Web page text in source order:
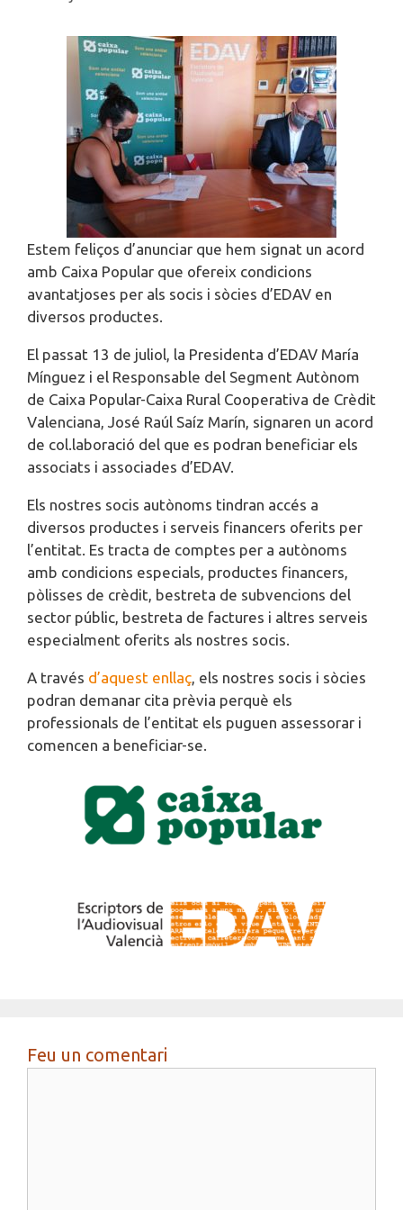
Estem feliços d’anunciar que hem signat un acord
amb Caixa Popular que ofereix condicions
avantatjoses per als socis i sòcies d’EDAV en
diversos productes.
El passat 13 de juliol, la Presidenta d’EDAV María
Mínguez i el Responsable del Segment Autònom
de Caixa Popular-Caixa Rural Cooperativa de Crèdit
Valenciana, José Raúl Saíz Marín, signaren un acord
de col.laboració del que es podran beneficiar els
associats i associades d’EDAV.
Els nostres socis autònoms tindran accés a
diversos productes i serveis financers oferits per
l’entitat. Es tracta de comptes per a autònoms
amb condicions especials, productes financers,
pòlisses de crèdit, bestreta de subvencions del
sector públic, bestreta de factures i altres serveis
especialment oferits als nostres socis.
A través d’aquest enllaç , els nostres socis i sòcies
podran demanar cita prèvia perquè els
professionals de l’entitat els puguen assessorar i
comencen a beneficiar-se.
Feu un comentari